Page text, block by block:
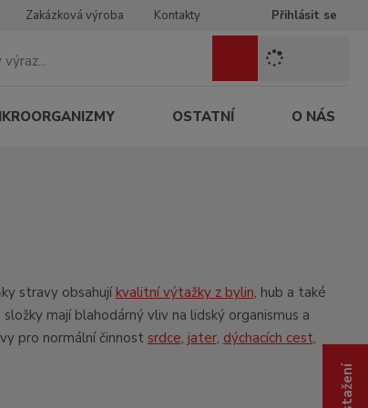
Zakázková výroba Kontakty Přihlásit se
e
n
ý
ý
OSTATNÍ O NÁS
stravy obsahují kvalitní výtažky z bylin, hub a také
mají blahodárný vliv na lidský organismus a
pro normální činnost srdce, jater, dýchacích cest,